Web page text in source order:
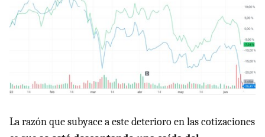
La razón que subyace a este deterioro en las cotizaciones